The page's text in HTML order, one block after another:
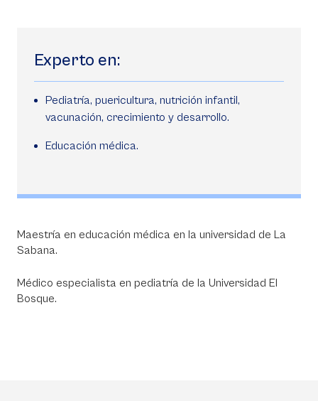
Experto en:
Pediatría, puericultura, nutrición infantil,
vacunación, crecimiento y desarrollo.
Educación médica.
Maestría en educación médica en la universidad de La
Sabana.
Médico especialista en pediatría de la Universidad El
Bosque.